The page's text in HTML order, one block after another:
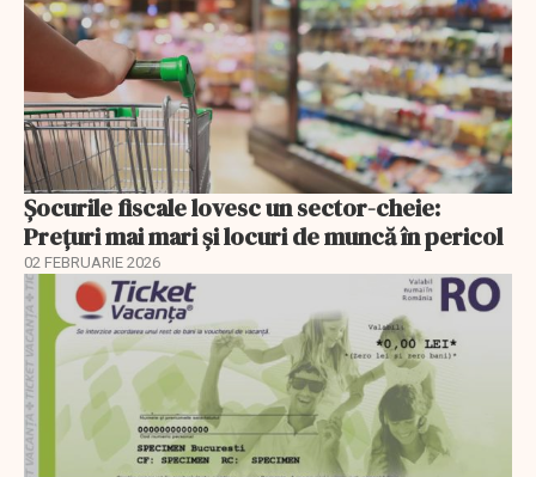
Șocurile fiscale lovesc un sector-cheie:
Prețuri mai mari și locuri de muncă în pericol
02 FEBRUARIE 2026